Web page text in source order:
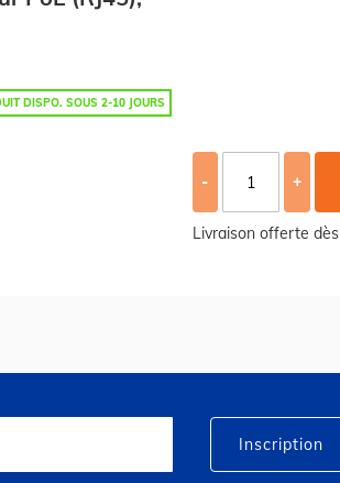
DISPO. SOUS 2-10 JOURS
- +
Livraison offerte dès
Inscription